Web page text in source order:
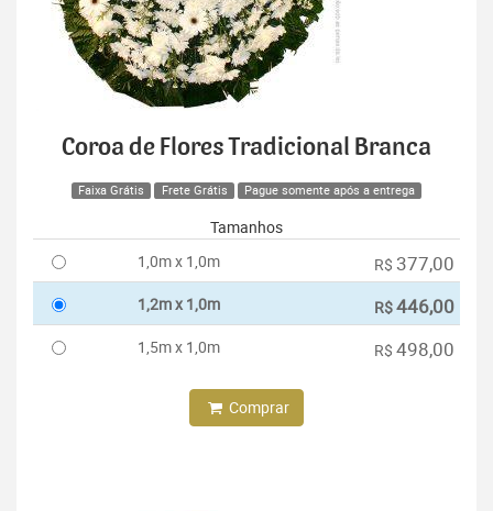
Coroa de Flores Tradicional Branca
Faixa Grátis Frete Grátis Pague somente após a entrega
Tamanhos
1,0m x 1,0m
R$ 377,00
1,2m x 1,0m R$446,00
1,5m x 1,0m R$ 498,00
Comprar